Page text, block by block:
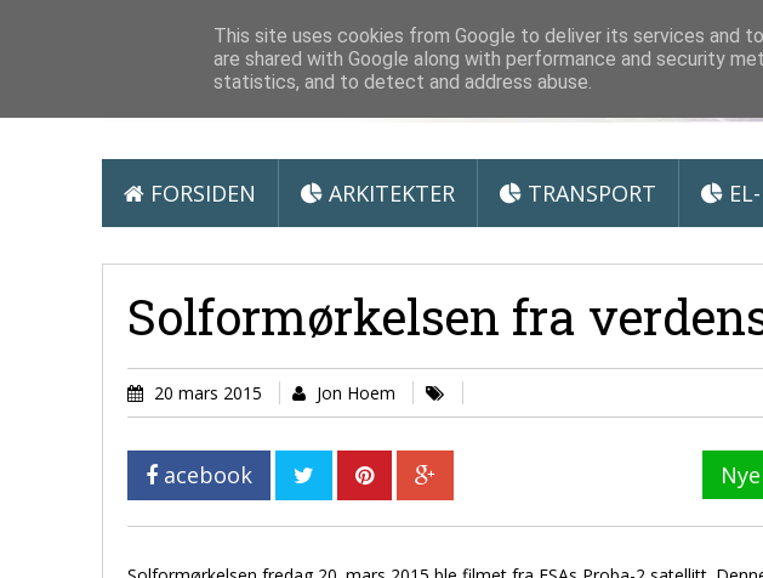
Arkitektur &
FORSIDEN ARKITEKTER TRANSPORT
Solformørkelsen fra
20 mars 2015 Jon Hoem
acebook
This site uses cookies from Google to deliver its services and
are shared with Google along with performance and security
statistics, and to detect and address abuse.